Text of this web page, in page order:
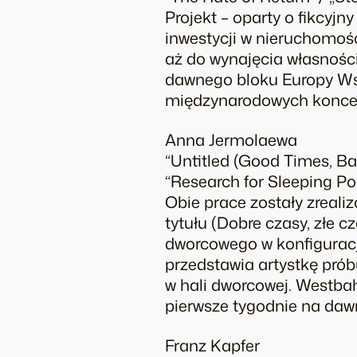
Projekt – oparty o
inwestycji w
aż do wynajęcia
dawnego bloku Europy
międzynarodowych
Anna Jermolaewa
“Untitled (Good Times,
“Research for Sleeping
Obie prace zostały
tytułu (Dobre czasy, złe
dworcowego w
przedstawia artystkę
w hali dworcowej.
pierwsze tygodnie na
Franz Kapfer